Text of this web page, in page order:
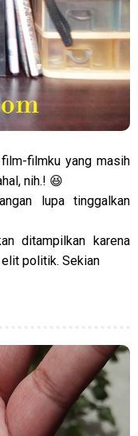
filmku yang masih
nih.! 😆
lupa tinggalkan
ditampilkan karena
politik. Sekian